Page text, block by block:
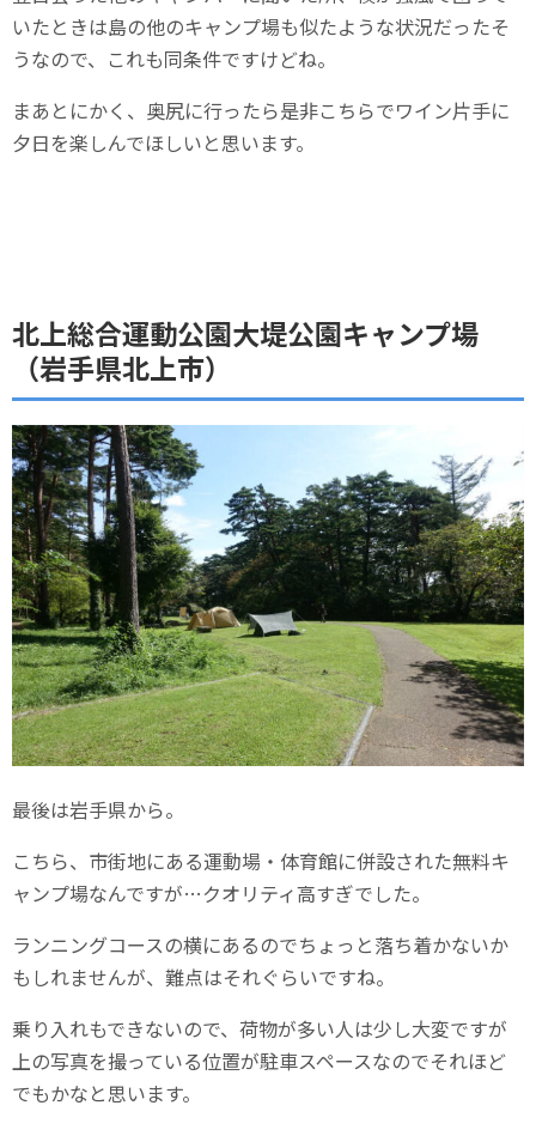
いたときは島の他のキャンプ場も似たような状況だったそ
うなので、これも同条件ですけどね。
まあとにかく、奥尻に行ったら是非こちらでワイン片手に
夕日を楽しんでほしいと思います。
北上総合運動公園大堤公園キャンプ場
（岩手県北上市）
最後は岩手県から。
こちら、市街地にある運動場・体育館に併設された無料キ
ャンプ場なんですが…クオリティ高すぎでした。
ランニングコースの横にあるのでちょっと落ち着かないか
もしれませんが、難点はそれぐらいですね。
乗り入れもできないので、荷物が多い人は少し大変ですが
上の写真を撮っている位置が駐車スペースなのでそれほど
でもかなと思います。